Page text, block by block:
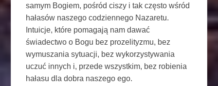
samym Bogiem, pośród ciszy i tak często wśród
hałasów naszego codziennego Nazaretu.
Intuicje, które pomagają nam dawać
świadectwo o Bogu bez prozelityzmu, bez
wymuszania sytuacji, bez wykorzystywania
uczuć innych i, przede wszystkim, bez robienia
hałasu dla dobra naszego ego.